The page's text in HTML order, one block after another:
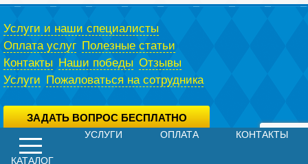
Услуги и наши специалисты
Оплата услуг Полезные статьи
Контакты Наши победы Отзывы
Услуги Пожаловаться на сотрудника
ЗАДАТЬ ВОПРОС БЕСПЛАТНО
Вы можете задать вопрос юристу абсолютно бесплатно,
воспользовавшись специальной формой.
Политика конфиденциальности
УСЛУГИ ОПЛАТА КОНТАКТЫ